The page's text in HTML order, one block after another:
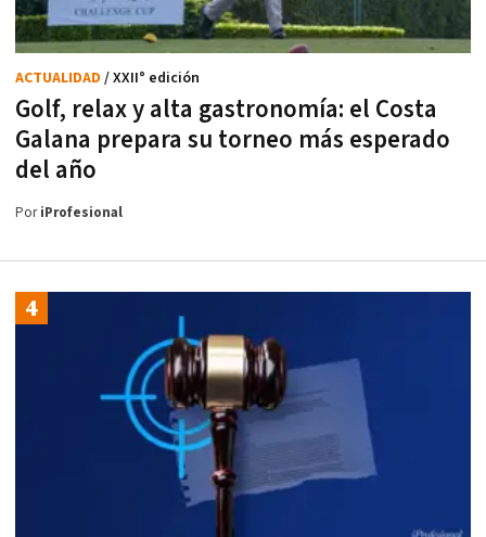
Golf, relax y alta gastronomía: el Costa
Galana prepara su torneo más esperado
del año
ACTUALIDAD / XXII° edición
PoriProfesional